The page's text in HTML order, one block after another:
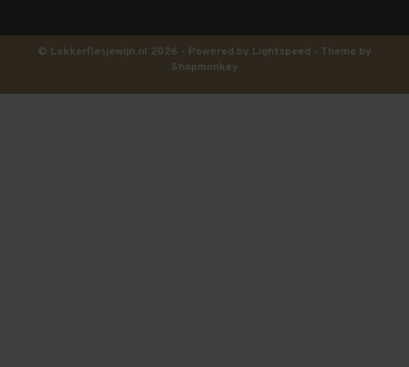
© Lekkerflesjewijn.nl 2026 - Powered by Lightspeed - Theme by
Shopmonkey